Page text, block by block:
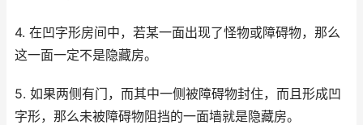
4. 在凹字形房间中，若某一面出现了怪物或障碍物，那么
这一面一定不是隐藏房。
5. 如果两侧有门，而其中一侧被障碍物封住，而且形成凹
字形，那么未被障碍物阻挡的一面墙就是隐藏房。